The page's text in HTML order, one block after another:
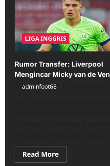
LIGA INGGRIS
Rumor Transfer: Liverpool
Mengincar Micky van de Ven
adminfoot68
Read MoreRead
more